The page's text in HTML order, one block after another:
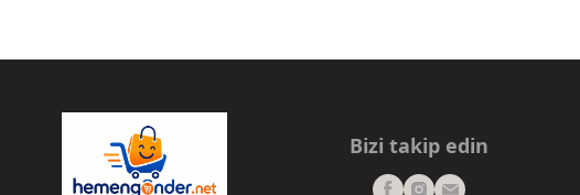
Bizi takip edin